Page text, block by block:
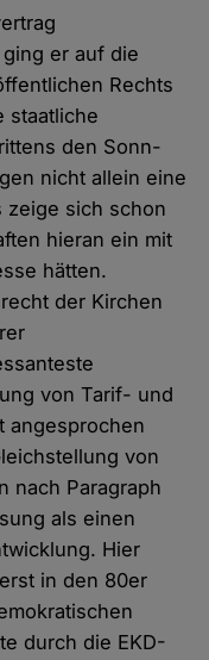
er auf die
Rechts
staatliche
den Sonn-
nicht allein eine
zeige sich schon
hieran ein mit
hätten.
der Kirchen
von Tarif- und
angesprochen
von
nach Paragraph
als einen
Hier
in den 80er
durch die EKD-